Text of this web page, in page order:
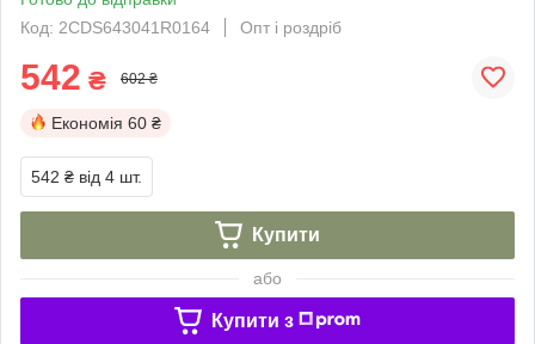
Код: 2CDS643041R0164
Опт і роздріб
542 ₴ 602 ₴
Економія 60 ₴
542 ₴ від 4 шт.
Купити
або
Купити з